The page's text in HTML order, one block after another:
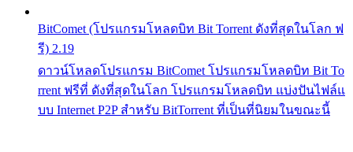
BitComet (โปรแกรมโหลดบิท Bit Torrent ดังที่สุดในโลก ฟ
รี) 2.19
ดาวน์โหลดโปรแกรม BitComet โปรแกรมโหลดบิท Bit To
rrent ฟรีที่ ดังที่สุดในโลก โปรแกรมโหลดบิท แบ่งปันไฟล์แ
บบ Internet P2P สำหรับ BitTorrent ที่เป็นที่นิยมในขณะนี้